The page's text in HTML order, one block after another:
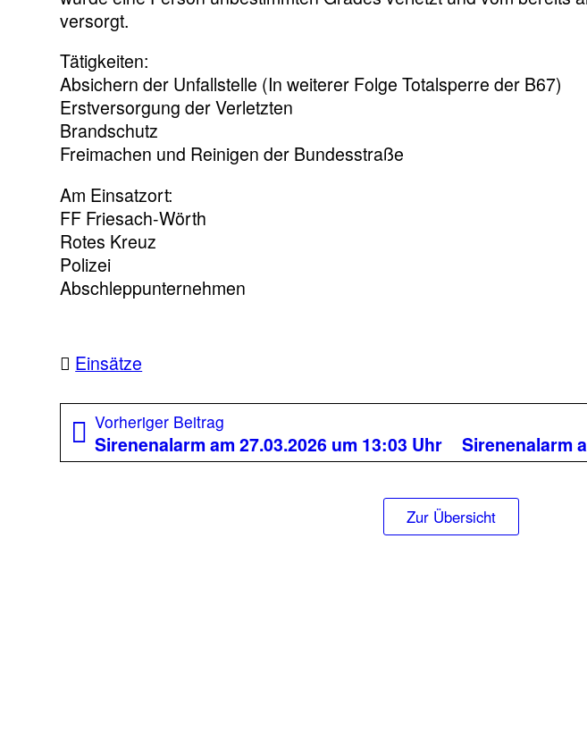
versorgt.
Tätigkeiten:
Absichern der Unfallstelle (In weiterer Folge Totalsperre der B67)
Erstversorgung der Verletzten
Brandschutz
Freimachen und Reinigen der Bundesstraße
Am Einsatzort:
FF Friesach-Wörth
Rotes Kreuz
Polizei
Abschleppunternehmen
Einsätze
Beitragsnavigation
Vorheriger Beitrag
Beitrag:
Sirenenalarm am 27.03.2026 um 13:03 Uhr Sirenenalarm
Zur Übersicht